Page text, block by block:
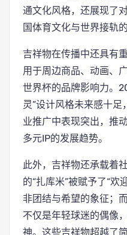
通文化风格，还展现了
国体育文化与世界接轨的
吉祥物在传播中还具有
用于周边商品、动画、
世界杯的品牌影响力。
灵”设计风格未来感十
业推广中表现突出，推
多元IP的发展趋势。
此外，吉祥物还承载着
的“扎库米”被赋予了“欢
非团结与希望的象征；
不仅是年轻球迷的偶像
神。这些吉祥物超越了